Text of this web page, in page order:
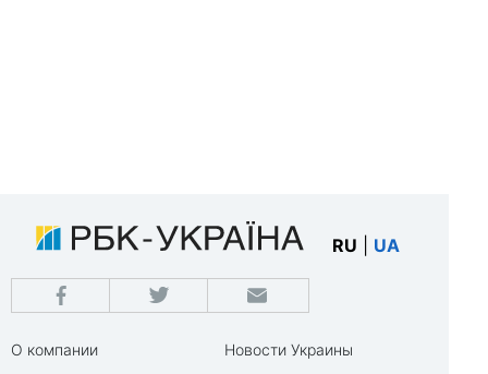
RU UA
О компании
Новости Украины